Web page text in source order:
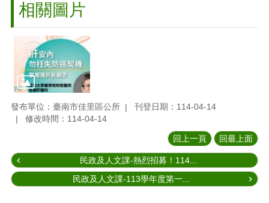
相關圖片
發布單位：臺南市佳里區公所
刊登日期：114-04-14
修改時間：114-04-14
回上一頁 回最上面
民政及人文課-熱烈招募！114...
民政及人文課-113學年度第一...